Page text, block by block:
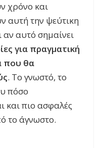
χρόνο και
αυτή την ψεύτικη
αυτό σημαίνει
για πραγματική
που θα
. Το γνωστό, το
πόσο
και πιο ασφαλές
το άγνωστο.